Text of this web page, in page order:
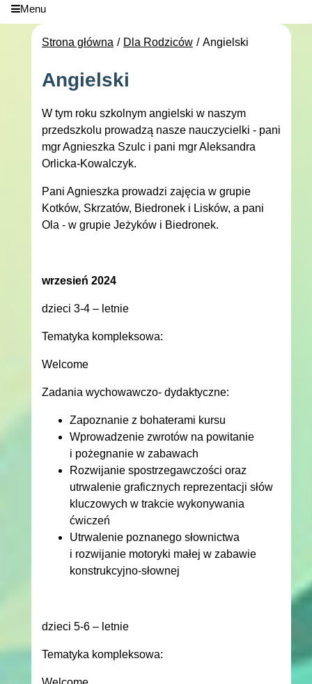
Menu
Strona główna Dla Rodziców Angielski
Angielski
W tym roku szkolnym angielski w naszym
przedszkolu prowadzą nasze nauczycielki - pani
mgr Agnieszka Szulc i pani mgr Aleksandra
Orlicka-Kowalczyk.
Pani Agnieszka prowadzi zajęcia w grupie
Kotków, Skrzatów, Biedronek i Lisków, a pani
Ola - w grupie Jeżyków i Biedronek.
wrzesień 2024
dzieci 3-4 – letnie
Tematyka kompleksowa:
Welcome
Zadania wychowawczo- dydaktyczne:
Zapoznanie z bohaterami kursu
Wprowadzenie zwrotów na powitanie
i pożegnanie w zabawach
Rozwijanie spostrzegawczości oraz
utrwalenie graficznych reprezentacji słów
kluczowych w trakcie wykonywania
ćwiczeń
Utrwalenie poznanego słownictwa
i rozwijanie motoryki małej w zabawie
konstrukcyjno-słownej
dzieci 5-6 – letnie
Tematyka kompleksowa: